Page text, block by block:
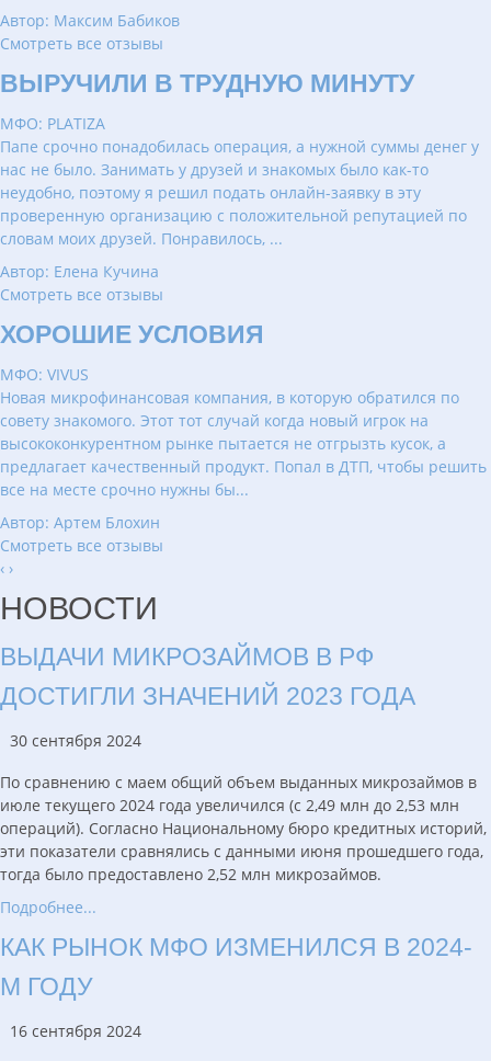
Автор: Максим Бабиков
Смотреть все отзывы
ВЫРУЧИЛИ В ТРУДНУЮ МИНУТУ
МФО: PLATIZA
Папе срочно понадобилась операция, а нужной суммы денег у
нас не было. Занимать у друзей и знакомых было как-то
неудобно, поэтому я решил подать онлайн-заявку в эту
проверенную организацию с положительной репутацией по
словам моих друзей. Понравилось, ...
Автор: Елена Кучина
Смотреть все отзывы
ХОРОШИЕ УСЛОВИЯ
МФО: VIVUS
Новая микрофинансовая компания, в которую обратился по
совету знакомого. Этот тот случай когда новый игрок на
высококонкурентном рынке пытается не отгрызть кусок, а
предлагает качественный продукт. Попал в ДТП, чтобы решить
все на месте срочно нужны бы...
Автор: Артем Блохин
Смотреть все отзывы
‹ ›
НОВОСТИ
ВЫДАЧИ МИКРОЗАЙМОВ В РФ
ДОСТИГЛИ ЗНАЧЕНИЙ 2023 ГОДА
30 сентября 2024
По сравнению с маем общий объем выданных микрозаймов в
июле текущего 2024 года увеличился (с 2,49 млн до 2,53 млн
операций). Согласно Национальному бюро кредитных историй,
эти показатели сравнялись с данными июня прошедшего года,
тогда было предоставлено 2,52 млн микрозаймов.
Подробнее...
КАК РЫНОК МФО ИЗМЕНИЛСЯ В 2024-
М ГОДУ
16 сентября 2024